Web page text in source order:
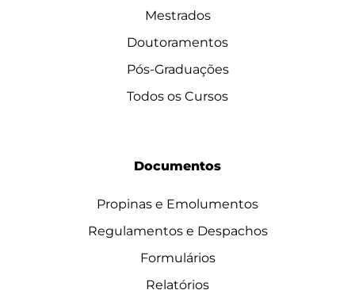
Mestrados
Doutoramentos
Pós-Graduações
Todos os Cursos
Documentos
Propinas e Emolumentos
Regulamentos e Despachos
Formulários
Relatórios